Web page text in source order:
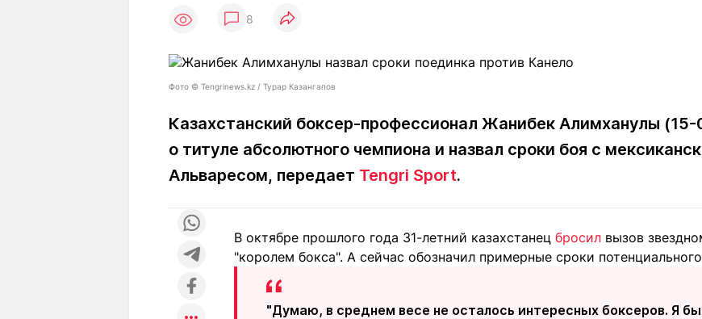
Погода
Рейтинги
Полезно
Гороскопы
Рецепты
чемпионов
О проекте Контакты редакции
+7 (777) 001 44 99
Реклама
+7 (700) 3 888 188
8
Фото ©️ Tengrinews.kz / Турар Казангапов
Казахстанский боксер-профессионал Жанибек Алимханулы (15-
о титуле абсолютного чемпиона и назвал сроки боя с
Альваресом, передает Tengri Sport.
В октябре прошлого года 31-летний казахстанец бросил вызов
"королем бокса". А сейчас обозначил примерные сроки
"Думаю, в среднем весе не осталось интересных боксеров. Я